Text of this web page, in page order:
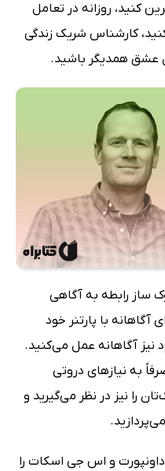
کنید، روزانه در تعامل
کارشناس شریک زندگی
عشق همدیگر باشید.
ساز رابطه به آگاهی
با پارتنر خود
نیز آگاهانه عمل می‌کنید.
به نیازهای دروتی
را نیز در نظر می‌گیرید و
و اس جی اسکات را